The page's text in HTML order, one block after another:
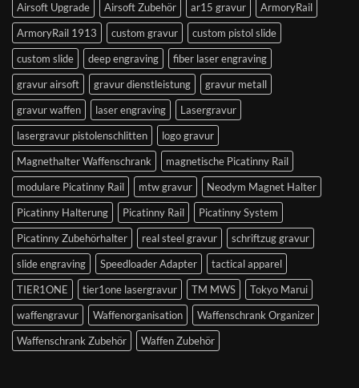
Airsoft Upgrade
Airsoft Zubehör ar15 gravur
ArmoryRail
ArmoryRail 1913
custom gravur
custom pistol slide
custom slide
deep engraving
fiber laser engraving
gravur airsoft
gravur dienstleistung
gravur metall
gravur waffen
laser engraving
Lasergravur
lasergravur pistolenschlitten
logo gravur
Magnethalter Waffenschrank
magnetische Picatinny Rail
modulare Picatinny Rail
mtw gravur
Neodym Magnet Halter
Picatinny Halterung
Picatinny Rail
Picatinny System
Picatinny Zubehörhalter
real steel gravur
schriftzug gravur
slide engraving
Speedloader Adapter
tactical apparel
TIER1ONE
tier1one lasergravur TM MWS
Tokyo Marui
waffengravur
Waffenorganisation
Waffenschrank Organizer
Waffenschrank Zubehör
Waffen Zubehör